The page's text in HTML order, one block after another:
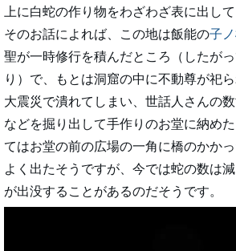
上に白蛇の作り物をわざわざ表に出し
そのお話によれば、この地は飯能の子
聖が一時修行を積んだところ（したが
り）で、もとは洞窟の中に不動尊が祀
大震災で潰れてしまい、世話人さんの
などを掘り出して手作りのお堂に納め
てはお堂の前の広場の一角に橋のかか
よく出たそうですが、今では蛇の数は
が出没することがあるのだそうです。